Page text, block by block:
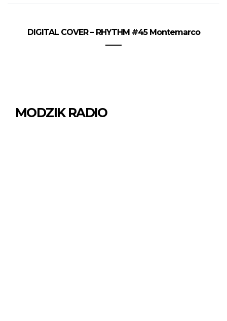
DIGITAL COVER – RHYTHM #45 Montemarco
MODZIK RADIO